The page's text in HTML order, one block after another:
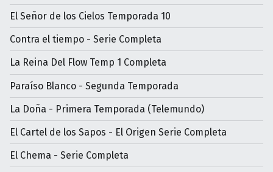
El Señor de los Cielos Temporada 10
Contra el tiempo - Serie Completa
La Reina Del Flow Temp 1 Completa
Paraíso Blanco - Segunda Temporada
La Doña - Primera Temporada (Telemundo)
El Cartel de los Sapos - El Origen Serie Completa
El Chema - Serie Completa